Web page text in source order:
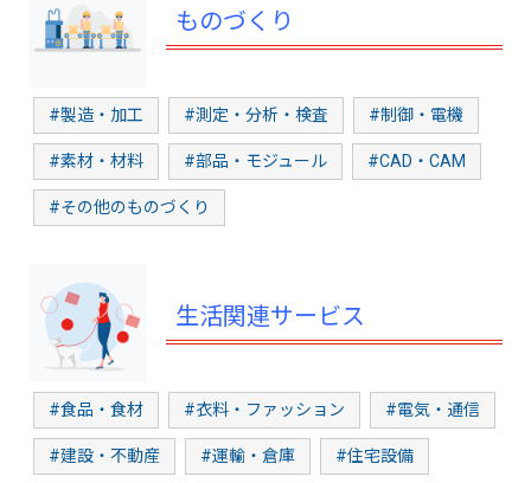
ものづくり
#製造・加工 #測定・分析・検査 #制御・電機
#素材・材料 #部品・モジュール #CAD・CAM
#その他のものづくり
生活関連サービス
#食品・食材 #衣料・ファッション #電気・通信
#建設・不動産 #運輸・倉庫 #住宅設備